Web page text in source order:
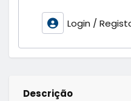
Login /
Descrição